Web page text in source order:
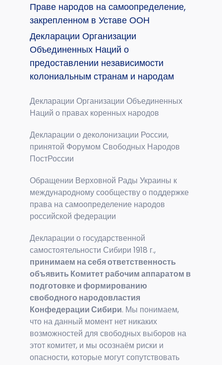
Праве народов на самоопределение,
закрепленном в Уставе ООН
Декларации Организации
Объединенных Наций о
предоставлении независимости
колониальным странам и народам
Декларации Организации Объединенных
Наций о правах коренных народов
Декларации о деколонизации России,
принятой Форумом Свободных Народов
ПостРоссии
Обращении Верховной Рады Украины к
международному сообществу о поддержке
права на самоопределение народов
российской федерации
Декларации о государственной
самостоятельности Сибири 1918 г.,
принимаем на себя ответственность
объявить Комитет рабочим аппаратом в
подготовке и формированию
свободного народовластия
Конфедерации Сибири. Мы понимаем,
что на данный момент нет никаких
возможностей для свободных выборов на
этот комитет, и мы осознаём риски и
опасности, которые могут сопутствовать